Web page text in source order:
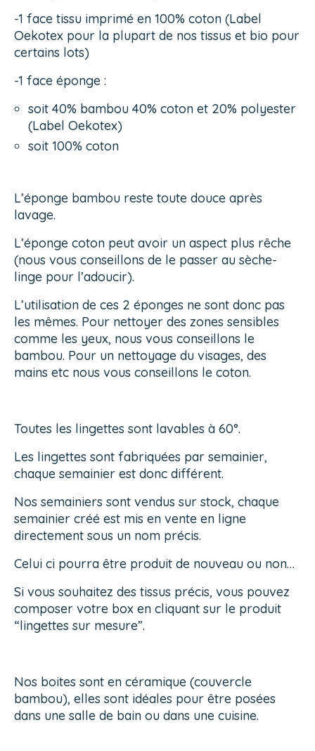
-1 face tissu imprimé en 100% coton (Label
Oekotex pour la plupart de nos tissus et bio pour
certains lots)
-1 face éponge :
soit 40% bambou 40% coton et 20% polyester
(Label Oekotex)
soit 100% coton
L’éponge bambou reste toute douce après
lavage.
L’éponge coton peut avoir un aspect plus rêche
(nous vous conseillons de le passer au sèche-
linge pour l’adoucir).
L’utilisation de ces 2 éponges ne sont donc pas
les mêmes. Pour nettoyer des zones sensibles
comme les yeux, nous vous conseillons le
bambou. Pour un nettoyage du visages, des
mains etc nous vous conseillons le coton.
Toutes les lingettes sont lavables à 60°.
Les lingettes sont fabriquées par semainier,
chaque semainier est donc différent.
Nos semainiers sont vendus sur stock, chaque
semainier créé est mis en vente en ligne
directement sous un nom précis.
Celui ci pourra être produit de nouveau ou non…
Si vous souhaitez des tissus précis, vous pouvez
composer votre box en cliquant sur le produit
“lingettes sur mesure”.
Nos boites sont en céramique (couvercle
bambou), elles sont idéales pour être posées
dans une salle de bain ou dans une cuisine.